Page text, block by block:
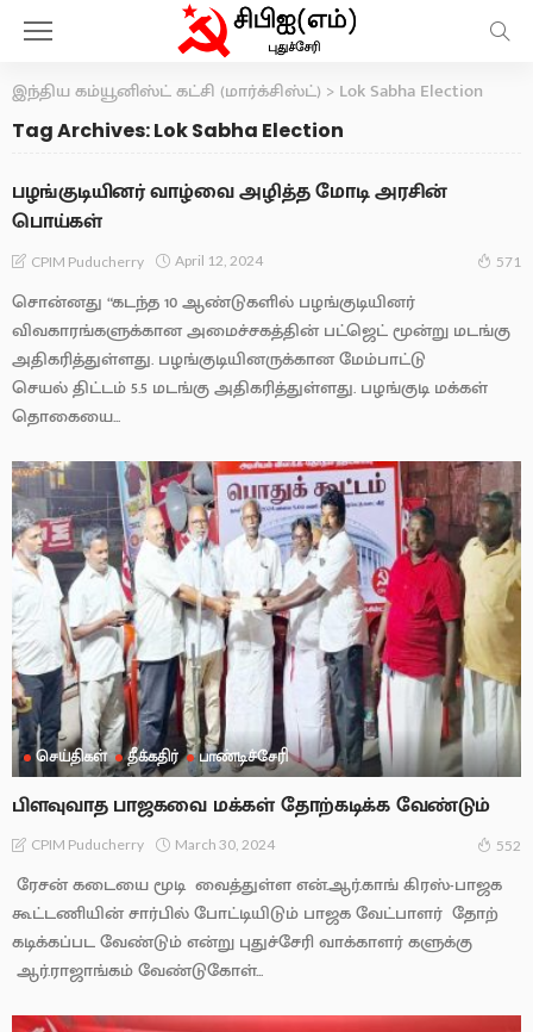
இந்திய கம்யூனிஸ்ட் கட்சி (மார்க்சிஸ்ட்) > Lok Sabha Election
Tag Archives: Lok Sabha Election
பழங்குடியினர் வாழ்வை அழித்த மோடி அரசின்
பொய்கள்
CPIM Puducherry April 12, 2024 571
சொன்னது “கடந்த 10 ஆண்டுகளில் பழங்குடியினர்
விவகாரங்களுக்கான அமைச்சகத்தின் பட்ஜெட் மூன்று மடங்கு
அதிகரித்துள்ளது. பழங்குடியினருக்கான மேம்பாட்டு
செயல் திட்டம் 5.5 மடங்கு அதிகரித்துள்ளது. பழங்குடி மக்கள்
தொகையை...
செய்திகள் தீக்கதிர் பாண்டிச்சேரி
பிளவுவாத பாஜகவை மக்கள் தோற்கடிக்க வேண்டும்
CPIM Puducherry March 30, 2024 552
ரேசன் கடையை மூடி வைத்துள்ள என்.ஆர்.காங் கிரஸ்-பாஜக
கூட்டணியின் சார்பில் போட்டியிடும் பாஜக வேட்பாளர் தோற்
கடிக்கப்பட வேண்டும் என்று புதுச்சேரி வாக்காளர் களுக்கு
ஆர்.ராஜாங்கம் வேண்டுகோள்...